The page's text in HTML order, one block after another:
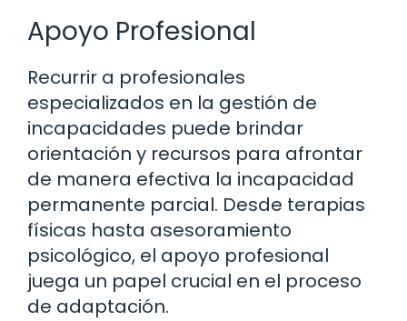
Apoyo Profesional
Recurrir a profesionales
especializados en la gestión de
incapacidades puede brindar
orientación y recursos para afrontar
de manera efectiva la incapacidad
permanente parcial. Desde terapias
físicas hasta asesoramiento
psicológico, el apoyo profesional
juega un papel crucial en el proceso
de adaptación.